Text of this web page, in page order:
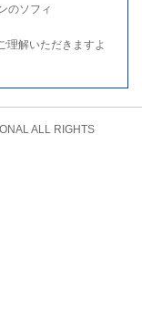
のソフィ
理解いただきますよ